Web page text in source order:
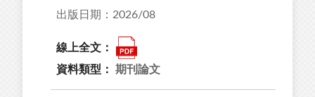
出版日期：2026/08
線上全文：
資料類型： 期刊論文